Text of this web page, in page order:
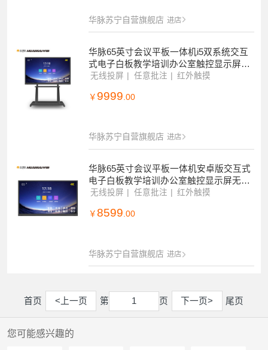
华脉苏宁自营旗舰店 进店
华脉65英寸会议平板一体机i5双系统交互
式电子白板教学培训办公室触控显示屏无
线投屏电视机4K智慧大屏HM-DA60BR
无线投屏 任意批注 红外触摸
￥ 9999 .00
华脉苏宁自营旗舰店 进店
华脉65英寸会议平板一体机安卓版交互式
电子白板教学培训办公室触控显示屏无线
投屏电视机4K智慧大屏HM-DA60BR
无线投屏 任意批注 红外触摸
￥ 8599.00
华脉苏宁自营旗舰店 进店
首页 <上一页 第
1
1
页 下一页> 尾页
您可能感兴趣的